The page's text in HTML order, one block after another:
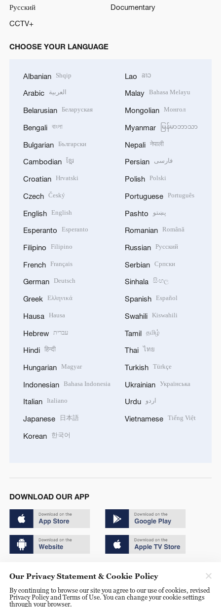
Русский
Documentary
CCTV+
CHOOSE YOUR LANGUAGE
Albanian Shqip
Arabic العربية
Belarusian Беларуская
Bengali বাংলা
Bulgarian Български
Cambodian ខ្មែរ
Croatian Hrvatski
Czech Český
English English
Esperanto Esperanto
Filipino Filipino
French Français
German Deutsch
Greek Ελληνικά
Hausa Hausa
Hebrew עברית
Hindi हिन्दी
Hungarian Magyar
Indonesian Bahasa Indonesia
Italian Italiano
Japanese 日本語
Korean 한국어
Lao ລາວ
Malay Bahasa Melayu
Mongolian Монгол
Myanmar မြန်မာဘာသာ
Nepali नेपाली
Persian فارسی
Polish Polski
Portuguese Português
Pashto پښتو
Romanian Română
Russian Русский
Serbian Српски
Sinhala සිංහල
Spanish Español
Swahili Kiswahili
Tamil தமிழ்
Thai ไทย
Turkish Türkçe
Ukrainian Українська
Urdu اردو
Vietnamese Tiếng Việt
DOWNLOAD OUR APP
京ICP备20000184号
京公网安备 11010502050052号
Our Privacy Statement & Cookie Policy
By continuing to browse our site you agree to our use of cookies, revised
Privacy Policy and Terms of Use. You can change your cookie settings
through your browser.